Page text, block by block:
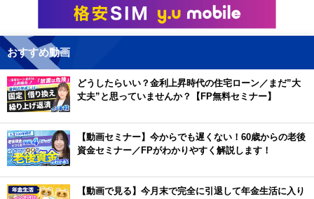
おすすめ動画
どうしたらいい？金利上昇時代の住宅ローン／まだ”大
丈夫”と思っていませんか？【FP無料セミナー】
【動画セミナー】今からでも遅くない！60歳からの老後
資金セミナー／FPがわかりやすく解説します！
【動画で見る】今月末で完全に引退して年金生活に入り